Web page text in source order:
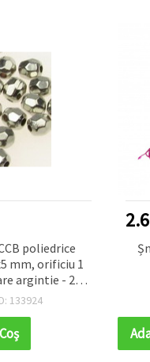
poliedrice
mm, orificiu 1
argintie - 20
(~300 buc.)
133924